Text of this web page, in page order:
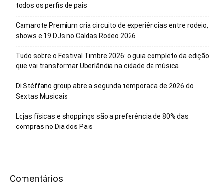
todos os perfis de pais
Camarote Premium cria circuito de experiências entre rodeio,
shows e 19 DJs no Caldas Rodeo 2026
Tudo sobre o Festival Timbre 2026: o guia completo da edição
que vai transformar Uberlândia na cidade da música
Di Stéffano group abre a segunda temporada de 2026 do
Sextas Musicais
Lojas físicas e shoppings são a preferência de 80% das
compras no Dia dos Pais
Comentários